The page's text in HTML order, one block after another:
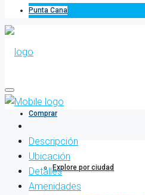
Punta Cana
Comprar
Explore por ciudad
Descripción
Ubicación
Detalles
Amenidades